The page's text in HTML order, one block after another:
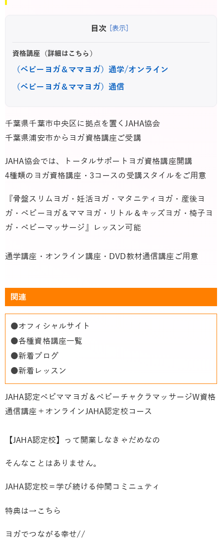
目次 [表示]
資格講座（詳細はこちら）
（ベビーヨガ＆ママヨガ）通学/オンライン
（ベビーヨガ＆ママヨガ）通信
千葉県千葉市中央区に拠点を置くJAHA協会
千葉県浦安市からヨガ資格講座ご受講
JAHA協会では、トータルサポートヨガ資格講座開講
4種類のヨガ資格講座・3コースの受講スタイルをご用意
『骨盤スリムヨガ・妊活ヨガ・マタニティヨガ・産後ヨ
ガ・ベビーヨガ＆ママヨガ・リトル＆キッズヨガ・椅子ヨ
ガ・ベビーマッサージ』レッスン可能
通学講座・オンライン講座・DVD教材通信講座ご用意
関連
●オフィシャルサイト
●各種資格講座一覧
●新着ブログ
●新着レッスン
JAHA認定ベビママヨガ＆ベビーチャクラマッサージW資格
通信講座＋オンラインJAHA認定校コース
【JAHA認定校】って開業しなきゃだめなの
そんなことはありません。
JAHA認定校＝学び続ける仲間コミニュティ
特典は→こちら
ヨガでつながる幸せ//